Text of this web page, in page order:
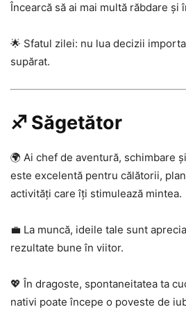
Încearcă să ai mai multă răbdare și
🌟 Sfatul zilei: nu lua decizii
supărat.
♐ Săgetător
🌍 Ai chef de aventură, schimbare
este excelentă pentru călătorii,
activități care îți stimulează mintea.
💼 La muncă, ideile tale sunt
rezultate bune în viitor.
💖 În dragoste, spontaneitatea ta
nativi poate începe o poveste de